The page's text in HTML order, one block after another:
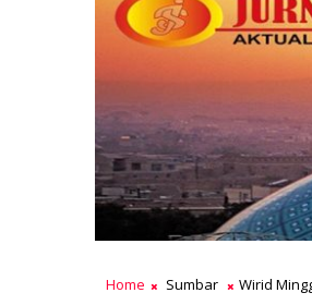
Home Sumbar Wirid